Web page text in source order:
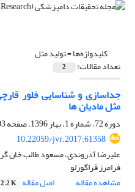
کلیدواژه‌ها =تولید مثل
تعداد مقالات: 2
جداسازی و شناسایی فلور
مثل مادیان ها
دوره 72، شماره 1، بهار 1396، صفحه
10.22059/jvr.2017.61358
علیرضا آذروندی، مسعود طالب خان
فرامرز قراگوزلو
مشاهده مقاله
اصل مقاله K